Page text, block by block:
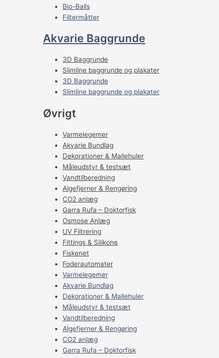
Bio-Balls
Filtermåtter
Akvarie Baggrunde
3D Baggrunde
Slimline baggrunde og plakater
3D Baggrunde
Slimline baggrunde og plakater
Øvrigt
Varmelegemer
Akvarie Bundlag
Dekorationer & Mallehuler
Måleudstyr & testsæt
Vandtilberedning
Algefjerner & Rengøring
CO2 anlæg
Garra Rufa – Doktorfisk
Osmose Anlæg
UV Filtrering
Fittings & Silikone
Fiskenet
Foderautomater
Varmelegemer
Akvarie Bundlag
Dekorationer & Mallehuler
Måleudstyr & testsæt
Vandtilberedning
Algefjerner & Rengøring
CO2 anlæg
Garra Rufa – Doktorfisk